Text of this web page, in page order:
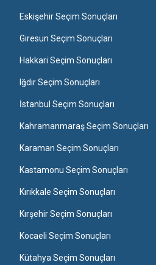
Eskişehir Seçim Sonuçları
Giresun Seçim Sonuçları
Hakkari Seçim Sonuçları
Iğdır Seçim Sonuçları
İstanbul Seçim Sonuçları
Kahramanmaraş Seçim Sonuçları
Karaman Seçim Sonuçları
Kastamonu Seçim Sonuçları
Kırıkkale Seçim Sonuçları
Kırşehir Seçim Sonuçları
Kocaeli Seçim Sonuçları
Kütahya Seçim Sonuçları